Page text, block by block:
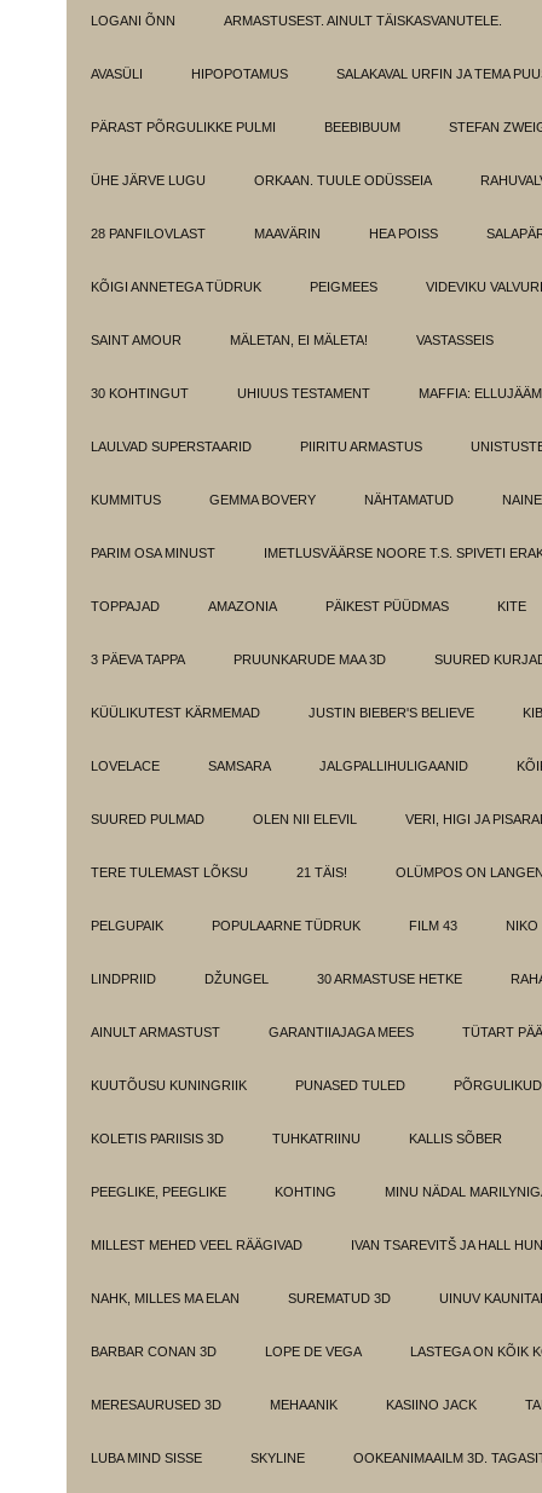
LOGANI ÕNN ARMASTUSEST. AINULT TÄISKASVANUTELE.
AVASÜLI HIPOPOTAMUS SALAKAVAL URFIN JA TEMA
PÄRAST PÕRGULIKKE PULMI BEEBIBUUM STEFAN
ÜHE JÄRVE LUGU ORKAAN. TUULE ODÜSSEIA
28 PANFILOVLAST MAAVÄRIN HEA POISS
KÕIGI ANNETEGA TÜDRUK PEIGMEES VIDEVIKU
SAINT AMOUR MÄLETAN, EI MÄLETA! VASTASSEIS
30 KOHTINGUT UHIUUS TESTAMENT MAFFIA:
LAULVAD SUPERSTAARID PIIRITU ARMASTUS
KUMMITUS GEMMA BOVERY NÄHTAMATUD
PARIM OSA MINUST IMETLUSVÄÄRSE NOORE T.S. SPIVETI
TOPPAJAD AMAZONIA PÄIKEST PÜÜDMAS KITE
3 PÄEVA TAPPA PRUUNKARUDE MAA 3D SUURED
KÜÜLIKUTEST KÄRMEMAD JUSTIN BIEBER'S BELIEVE
LOVELACE SAMSARA JALGPALLIHULIGAANID
SUURED PULMAD OLEN NII ELEVIL VERI, HIGI JA
TERE TULEMAST LÕKSU 21 TÄIS! OLÜMPOS ON
PELGUPAIK POPULAARNE TÜDRUK FILM 43 NIKO
LINDPRIID DŽUNGEL 30 ARMASTUSE HETKE
AINULT ARMASTUST GARANTIIAJAGA MEES TÜTART
KUUTÕUSU KUNINGRIIK PUNASED TULED
KOLETIS PARIISIS 3D TUHKATRIINU KALLIS SÕBER
PEEGLIKE, PEEGLIKE KOHTING MINU NÄDAL
MILLEST MEHED VEEL RÄÄGIVAD IVAN TSAREVITŠ JA HALL
NAHK, MILLES MA ELAN SUREMATUD 3D UINUV
BARBAR CONAN 3D LOPE DE VEGA LASTEGA ON KÕIK
MERESAURUSED 3D MEHAANIK KASIINO JACK
LUBA MIND SISSE SKYLINE OOKEANIMAAILM 3D.